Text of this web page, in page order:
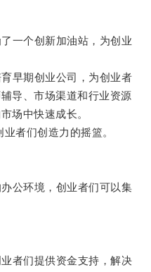
个创新加油站，为创业
早期创业公司，为创业者
导、市场渠道和行业资源
场中快速成长。
者们创造力的摇篮。
公环境，创业者们可以集
者们提供资金支持，解决